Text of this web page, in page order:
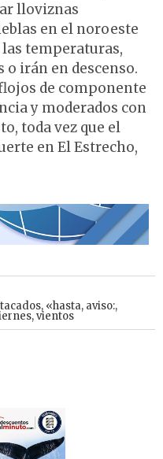
lloviznas
en el noroeste
temperaturas,
irán en descenso.
de componente
y moderados con
toda vez que el
en El Estrecho,
, «hasta, aviso:,
,vientos